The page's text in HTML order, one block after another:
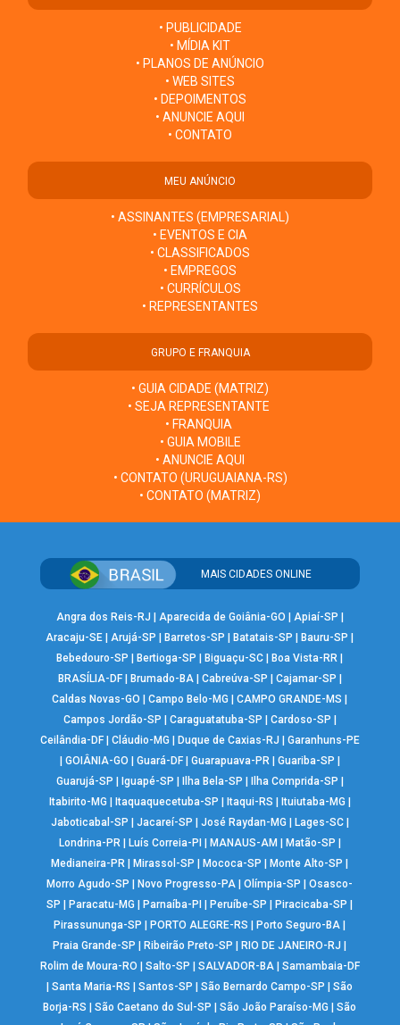
• PUBLICIDADE
• MÍDIA KIT
• PLANOS DE ANÚNCIO
• WEB SITES
• DEPOIMENTOS
• ANUNCIE AQUI
• CONTATO
MEU ANÚNCIO
• ASSINANTES (EMPRESARIAL)
• EVENTOS E CIA
• CLASSIFICADOS
• EMPREGOS
• CURRÍCULOS
• REPRESENTANTES
GRUPO E FRANQUIA
• GUIA CIDADE (MATRIZ)
• SEJA REPRESENTANTE
• FRANQUIA
• GUIA MOBILE
• ANUNCIE AQUI
• CONTATO (URUGUAIANA-RS)
• CONTATO (MATRIZ)
MAIS CIDADES ONLINE
Angra dos Reis-RJ Aparecida de Goiânia-GO Apiaí-SP
Aracaju-SE |Arujá-SP Barretos-SP Batatais-SP Bauru-SP
Bebedouro-SP
Bertioga-SP Biguaçu-SC Boa Vista-RR
BRASÍLIA-DF| Brumado-BA| Cabreúva-SP Cajamar-SP
Caldas Novas-GO
|Campo Belo-MG |CAMPO GRANDE-MS
Campos Jordão-SP
Caraguatatuba-SP Cardoso-SP
Ceilândia-DF| Cláudio-MG Duque de Caxias-RJ
Garanhuns-PE
GOIÂNIA-GO Guará-DF| Guarapuava-PR| Guariba-SP
Guarujá-SP
Iguapé-SP Ilha Bela-SP Ilha Comprida-SP
Itabirito-MG
Itaquaquecetuba-SP Itaqui-RS Ituiutaba-MG
Jaboticabal-SP
Jacareí-SP José Raydan-MG Lages-SC|
Londrina-PR| Luís Correia-PI MANAUS-AM Matão-SP
Medianeira-PR
Mirassol-SP Mococa-SP Monte Alto-SP
Morro Agudo-SP
Novo Progresso-PA |Olímpia-SP |Osasco-
SP
Paracatu-MG Parnaíba-PI Peruíbe-SP Piracicaba-SP
Pirassununga-SP
PORTO ALEGRE-RS Porto Seguro-BA
Praia Grande-SP
Ribeirão Preto-SP RIO DE JANEIRO-RJ
Rolim de Moura-RO
Salto-SP SALVADOR-BA| Samambaia-DF
|Santa Maria-RS |Santos-SP |São Bernardo Campo-SP |São
Borja-RS
|São Caetano do Sul-SP |São João Paraíso-MG |São